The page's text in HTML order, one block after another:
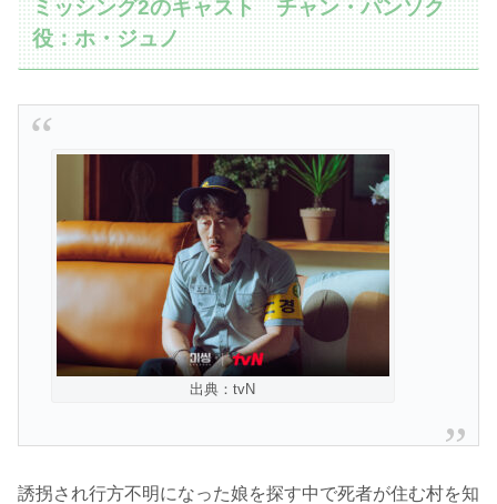
ミッシング2のキャスト チャン・パンソク
役：ホ・ジュノ
出典：tvN
誘拐され行方不明になった娘を探す中で死者が住む村を知